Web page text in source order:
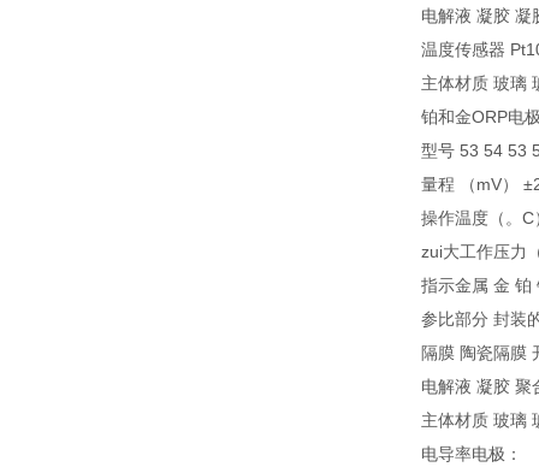
电解液 凝胶 凝
温度传感器
主体材质 玻璃
铂和金ORP电
型号 53 54 53
量程 （mV）
操作温度（。
zui大工作压力
指示金属 金 铂
参比部分 封装
隔膜 陶瓷隔膜
电解液 凝胶 聚
主体材质 玻璃
电导率电极：